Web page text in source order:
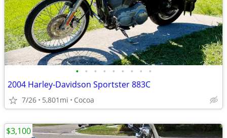
• • • • • • • • •
2004 Harley-Davidson Sportster 883C
7/26 5,801mi Cocoa
$3,100